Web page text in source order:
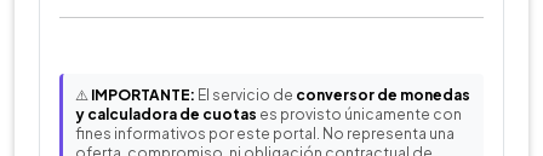
⚠️ IMPORTANTE: El servicio de conversor de monedas
y calculadora de cuotas es provisto únicamente con
fines informativos por este portal. No representa una
oferta, compromiso, ni obligación contractual de